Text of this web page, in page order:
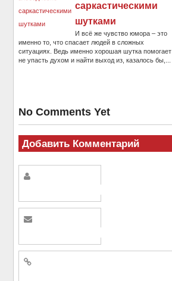
саркастическими
шутками
И всё же чувство юмора – это
именно то, что спасает людей в сложных
ситуациях. Ведь именно хорошая шутка помогает
не упасть духом и найти выход из, казалось бы,...
No Comments Yet
Добавить Комментарий